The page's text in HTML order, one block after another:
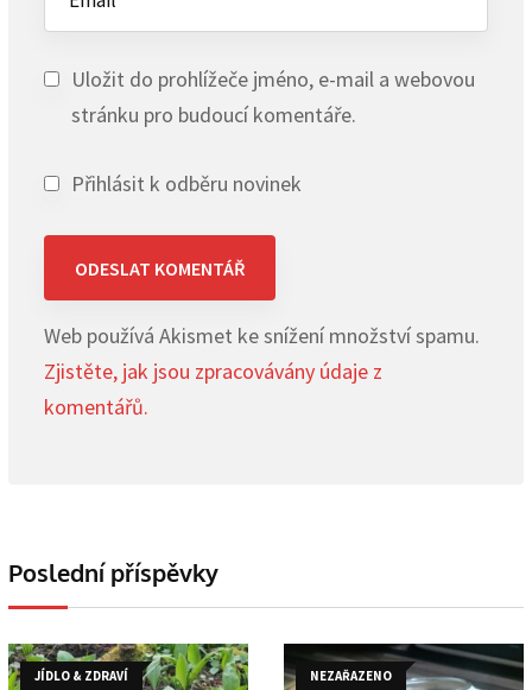
Uložit do prohlížeče jméno, e-mail a webovou
stránku pro budoucí komentáře.
Přihlásit k odběru novinek
Web používá Akismet ke snížení množství spamu.
Zjistěte, jak jsou zpracovávány údaje z
komentářů.
Poslední příspěvky
JÍDLO & ZDRAVÍ NEZAŘAZENO